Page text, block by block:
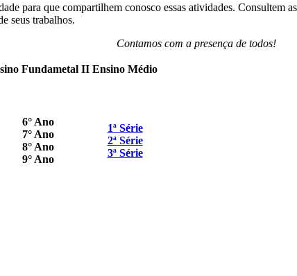
para que compartilhem conosco essas atividades. Consultem
seus trabalhos.
Contamos com a presença de todos!
Fundametal II Ensino Médio
6° Ano
7° Ano
8° Ano
9° Ano
1ª Série
2ª Série
3ª Série